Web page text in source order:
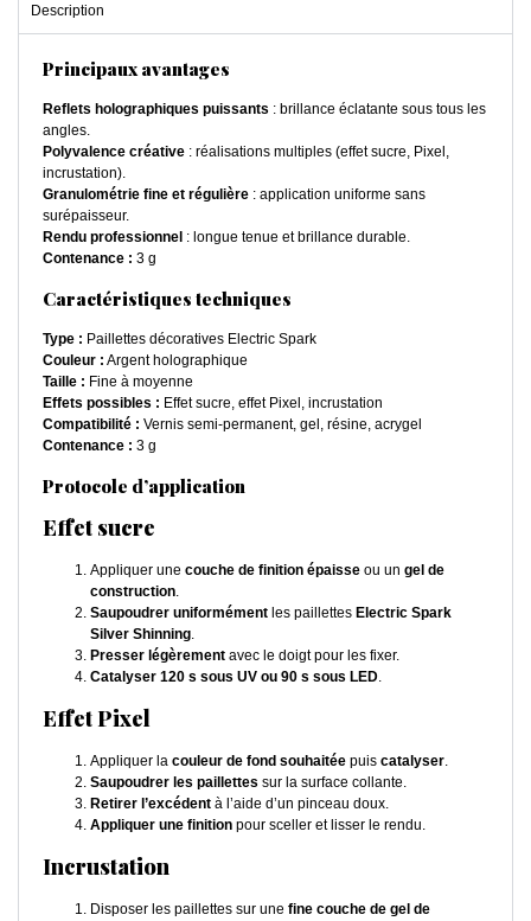
Description
Principaux avantages
Reflets holographiques puissants : brillance éclatante sous tous les
angles.
Polyvalence créative : réalisations multiples (effet sucre, Pixel,
incrustation).
Granulométrie fine et régulière : application uniforme sans
surépaisseur.
Rendu professionnel : longue tenue et brillance durable.
Contenance : 3 g
Caractéristiques techniques
Type : Paillettes décoratives Electric Spark
Couleur : Argent holographique
Taille : Fine à moyenne
Effets possibles : Effet sucre, effet Pixel, incrustation
Compatibilité : Vernis semi-permanent, gel, résine, acrygel
Contenance : 3 g
Protocole d’application
Effet sucre
Appliquer une couche de finition épaisse ou un gel de
construction.
Saupoudrer uniformément les paillettes Electric Spark
Silver Shinning.
Presser légèrement avec le doigt pour les fixer.
Catalyser 120 s sous UV ou 90 s sous LED.
Effet Pixel
Appliquer la couleur de fond souhaitée puis catalyser.
Saupoudrer les paillettes sur la surface collante.
Retirer l’excédent à l’aide d’un pinceau doux.
Appliquer une finition pour sceller et lisser le rendu.
Incrustation
Disposer les paillettes sur une fine couche de gel de